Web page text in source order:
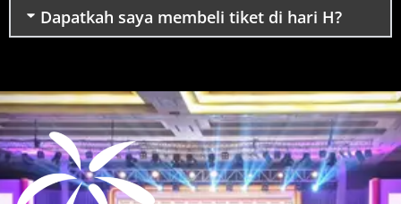
Dapatkah saya membeli tiket di hari H?